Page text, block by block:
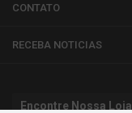
CONTATO
RECEBA NOTICIAS
Encontre Nossa Loja